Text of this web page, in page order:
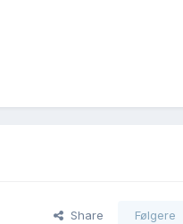
Share Følgere